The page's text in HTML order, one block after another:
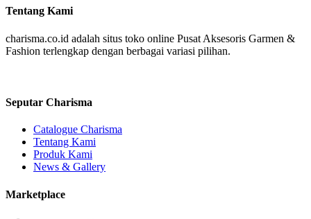
Tentang Kami
charisma.co.id adalah situs toko online Pusat Aksesoris Garmen &
Fashion terlengkap dengan berbagai variasi pilihan.
Seputar Charisma
Catalogue Charisma
Tentang Kami
Produk Kami
News & Gallery
Marketplace